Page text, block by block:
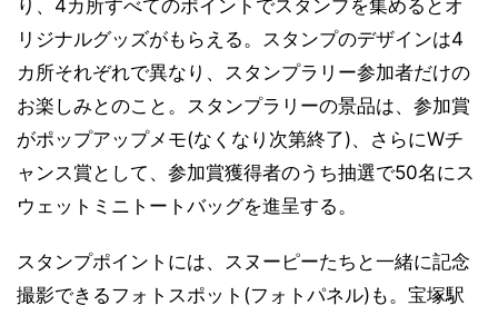
り、4カ所すべてのポイントでスタンプを集めるとオ
リジナルグッズがもらえる。スタンプのデザインは4
カ所それぞれで異なり、スタンプラリー参加者だけの
お楽しみとのこと。スタンプラリーの景品は、参加賞
がポップアップメモ(なくなり次第終了)、さらにWチ
ャンス賞として、参加賞獲得者のうち抽選で50名にス
ウェットミニトートバッグを進呈する。
スタンプポイントには、スヌーピーたちと一緒に記念
撮影できるフォトスポット(フォトパネル)も。宝塚駅